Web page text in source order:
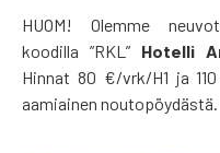
HUOM! Olemme
koodilla ”RKL” Hotelli
Hinnat 80 €/vrk/H1 ja
aamiainen noutopöydästä.